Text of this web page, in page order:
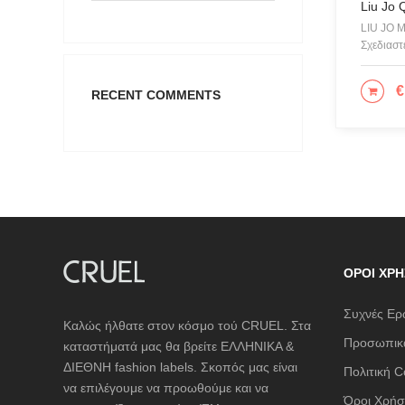
CRUEL
KARL
Liu Jo
LIU JO
€
RECENT COMMENTS
Καλώς ήλθατε στον κόσμο τού CRUEL. Στα
καταστήματά μας θα βρείτε ΕΛΛΗΝΙΚΑ &
ΔΙΕΘΝΗ fashion labels. Σκοπός μας είναι
να επιλέγουμε να προωθούμε και να
ΌΡΟΙ
Συχνές
Πολιτική
Όροι